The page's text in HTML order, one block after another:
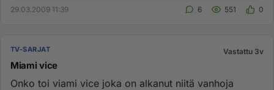
29.03.2009 11:39 6 551 0
TV-SARJAT Vastattu 3v
Miami vice
Onko toi viami vice joka on alkanut niitä vanhoja